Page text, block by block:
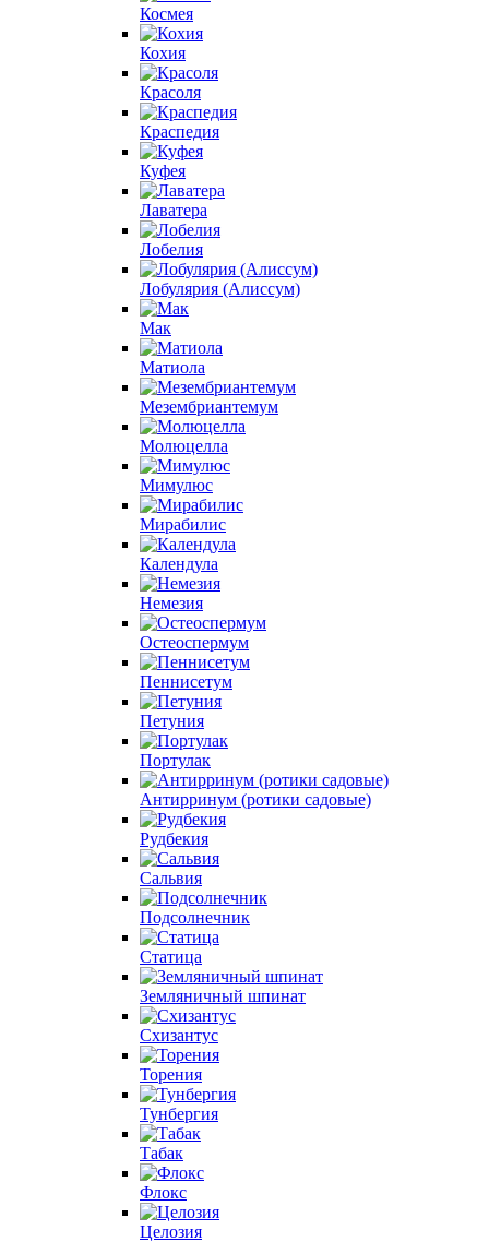
Космея
Кохия
Красоля
Краспедия
Куфея
Лаватера
Лобелия
Лобулярия (Алиссум)
Мак
Матиола
Мезембриантемум
Молюцелла
Мимулюс
Мирабилис
Календула
Немезия
Остеоспермум
Пеннисетум
Петуния
Портулак
Антирринум (ротики садовые)
Рудбекия
Сальвия
Подсолнечник
Статица
Земляничный шпинат
Схизантус
Торения
Тунбергия
Табак
Флокс
Целозия